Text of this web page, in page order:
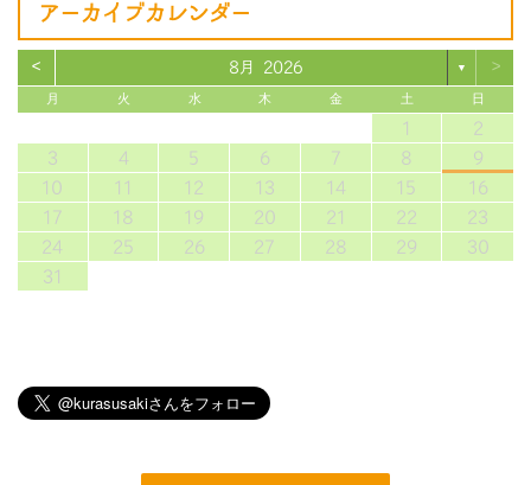
アーカイブカレンダー
< 8月 2026 ▼ >
月 火 水 木 金 土 日
1
2
3
4 5 6 7 8
9
10
11 12 13 14 15
16
17
18 19 20 21 22
23
24
25 26 27 28 29
30
31